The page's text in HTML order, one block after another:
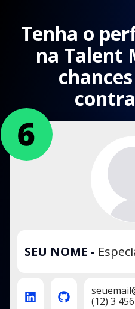
Tenha o
na Talent
SEU NOME -
(12) 3